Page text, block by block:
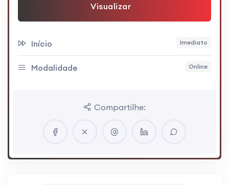
Visualizar
Início Imediato
Modalidade Online
Compartilhe: